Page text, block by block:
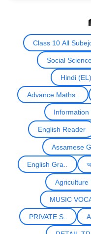
Class 10 All
Social
Hindi (EL)
Advance Maths..
Information
English Reader
Assamese
English Gra..
Agriculture
MUSIC
PRIVATE S..